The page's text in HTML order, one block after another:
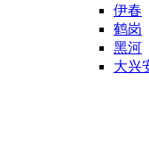
伊春
鹤岗
黑河
大兴